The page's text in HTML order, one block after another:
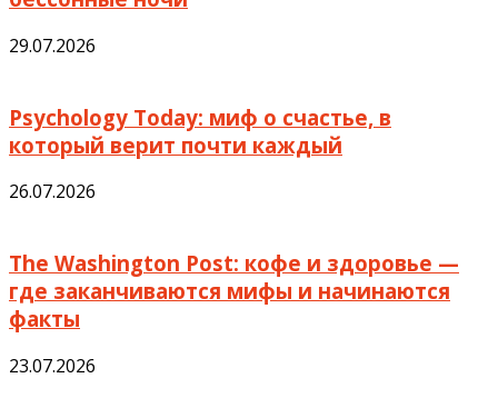
29.07.2026
Psychology Today: миф о счастье, в
который верит почти каждый
26.07.2026
The Washington Post: кофе и здоровье —
где заканчиваются мифы и начинаются
факты
23.07.2026